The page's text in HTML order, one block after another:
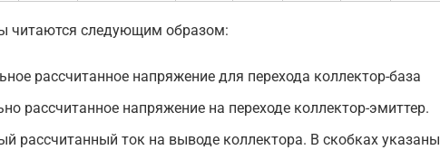
читаются следующим образом:
рассчитанное напряжение для перехода коллектор-база
рассчитанное напряжение на переходе коллектор-эмиттер.
рассчитанный ток на выводе коллектора. В скобках указаны